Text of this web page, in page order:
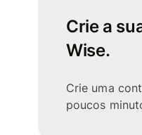
Crie a
Wise.
Crie uma
poucos